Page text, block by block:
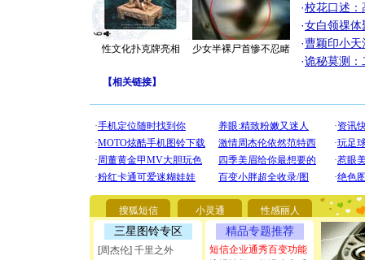
性文化扑克牌亮相 少女半裸尸首惨不忍睹
·校花口述：
·女白领祼体
·曹颖印小天
·诡秘莫测：
【相关链接】
搜狐短信 小灵通 性感丽人
三星图铃专区
[周杰伦] 千里之外
精品专题推荐
短信企业通秀百变功能
[圣诞节]
你太多
要平安！
[圣诞节]
能正大
都要快乐
[圣诞节]